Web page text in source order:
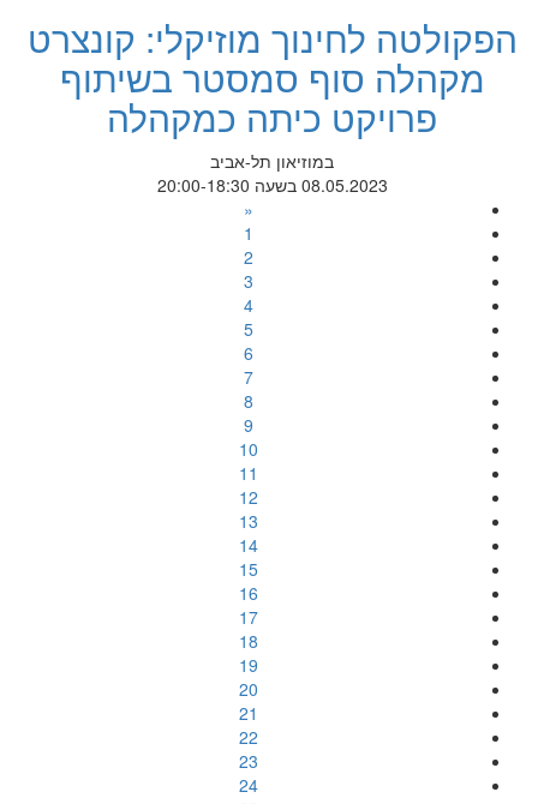
הפקולטה לחינוך מוזיקלי: קונצרט
מקהלה סוף סמסטר בשיתוף
פרויקט כיתה כמקהלה
במוזיאון תל-אביב
08.05.2023 בשעה 20:00-18:30
«
1
2
3
4
5
6
7
8
9
10
11
12
13
14
15
16
17
18
19
20
21
22
23
24